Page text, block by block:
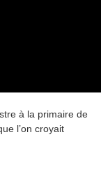
à la primaire de
l’on croyait